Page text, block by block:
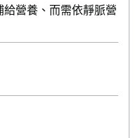
營養、而需依靜脈營